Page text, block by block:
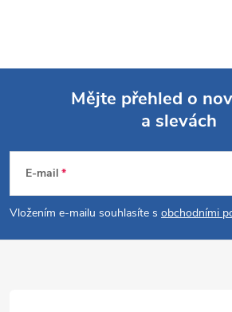
p
a
Mějte přehled o
a slevách
E-mail
Vložením e-mailu souhlasíte s obchodními